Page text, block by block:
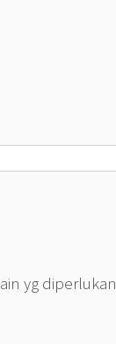
yg diperlukan